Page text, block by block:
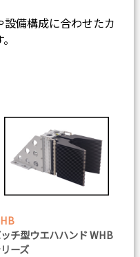
備構成に合わせたカ
チ型ウエハハンド WHB
ーズ